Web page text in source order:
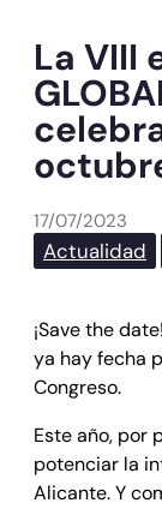
La VIII
17/07/2023
Actualidad
¡Save the
ya hay fecha
Congreso.
Este año, por
potenciar la
Alicante. Y